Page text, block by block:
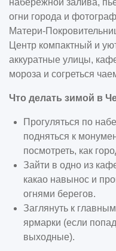
огни города и
Матери-
Центр компактный и
аккуратные улицы,
мороза и согреться
Что делать зимой в
Прогуляться по
подняться к
посмотреть, как
Зайти в одно из
какао навынос и
огнями берегов.
Заглянуть к
ярмарки (если
выходные).